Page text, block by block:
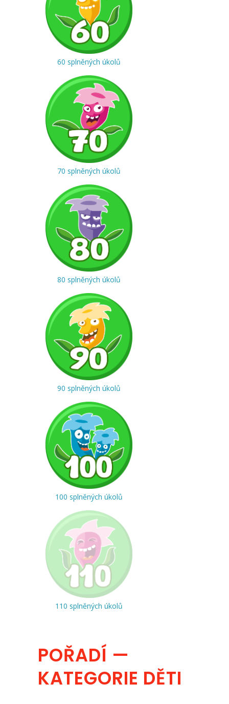
60 splněných úkolů
70 splněných úkolů
80 splněných úkolů
90 splněných úkolů
100 splněných úkolů
110 splněných úkolů
POŘADÍ —
KATEGORIE DĚTI